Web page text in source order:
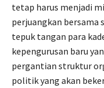
tetap harus menjadi
perjuangkan bersama
tepuk tangan para
kepengurusan baru
pergantian struktur
politik yang akan